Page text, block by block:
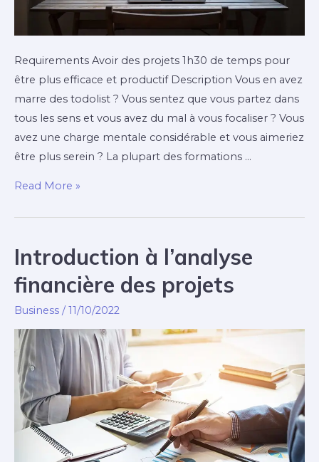
Requirements Avoir des projets 1h30 de temps pour
être plus efficace et productif Description Vous en avez
marre des todolist ? Vous sentez que vous partez dans
tous les sens et vous avez du mal à vous focaliser ? Vous
avez une charge mentale considérable et vous aimeriez
être plus serein ? La plupart des formations …
Read More »
Introduction à l’analyse
financière des projets
Business /11/10/2022